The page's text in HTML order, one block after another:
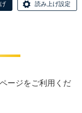
読み上げ設定
ージをご利用くだ